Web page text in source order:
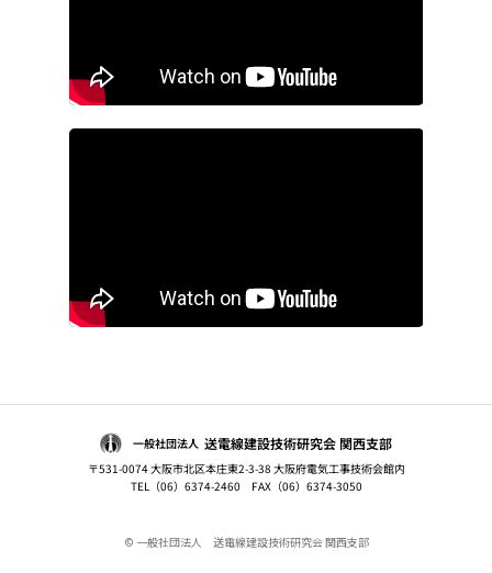
一般社団法人 送電線建設技術研究会 関西支部
〒531-0074 大阪市北区本庄東2-3-38 大阪府電気工事技術会館内
TEL（06）6374-2460 FAX（06）6374-3050
© 一般社団法人 送電線建設技術研究会 関西支部